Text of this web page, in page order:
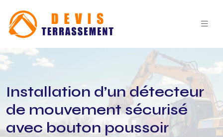
Installation d’un détecteur
de mouvement sécurisé
avec bouton poussoir